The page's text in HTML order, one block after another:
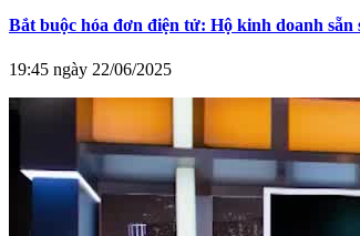
Bắt buộc hóa đơn điện tử: Hộ kinh doanh sẵn
19:45 ngày 22/06/2025